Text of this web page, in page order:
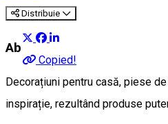
Distribuie
Copied!
About
Decorațiuni pentru casă, piese
inspirație, rezultând produse